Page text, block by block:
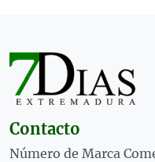
Contacto
Número de Marca